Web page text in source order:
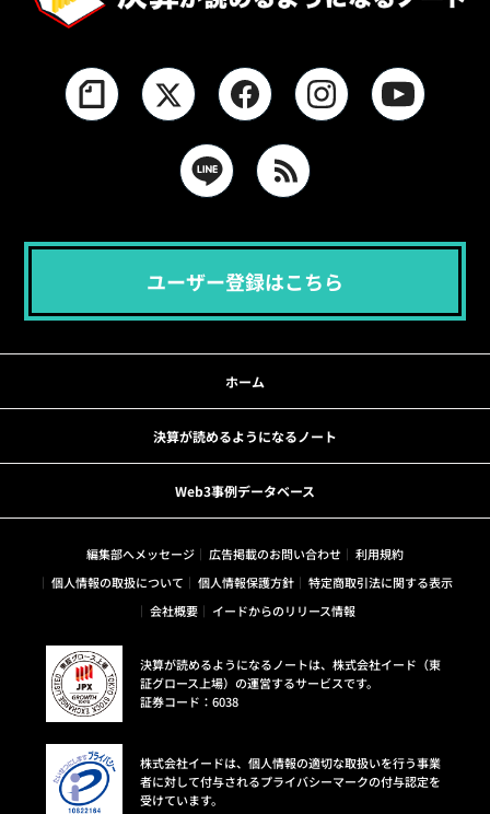
ユーザー登録はこちら
ホーム
決算が読めるようになるノート
Web3事例データベース
編集部へメッセージ 広告掲載のお問い合わせ
利用規約
個人情報の取扱について
個人情報保護方針
特定商取引法に関する表示
会社概要
イードからのリリース情報
決算が読めるようになるノートは、株式会社イード（東
証グロース上場）の運営するサービスです。
証券コード：6038
株式会社イードは、個人情報の適切な取扱いを行う事業
者に対して付与されるプライバシーマークの付与認定を
受けています。